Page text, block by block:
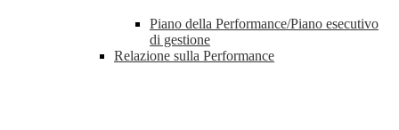
Piano della Performance/Piano esecutivo
di gestione
Relazione sulla Performance